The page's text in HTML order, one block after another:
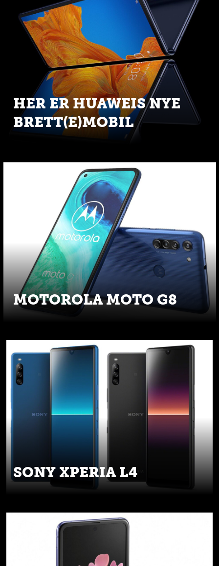
HER ER HUAWEIS NYE
BRETT(E)MOBIL
MOTOROLA MOTO G8
SONY XPERIA L4